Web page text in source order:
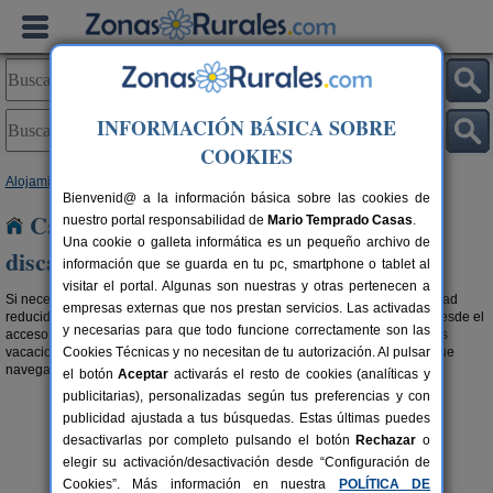
Alojamientos
Casas rurales adaptadas para
discapacitados en La Rioja
Si necesitas una casa rural en La Rioja adaptada a personas con movilidad
reducida, aquí las puedes encontrar.Alojamientos rurales accesiblesdesde el
acceso, baños habilitados, cómodas camas,... todos nos merecemos unas
vacaciones rurales como toca. No desconectes de la red en tu viaje y sigue
navegando en internet en lascasas rurales con wifi en La Rioja.
INFORMACIÓN BÁSICA SOBRE
COOKIES
Bienvenid@ a la información básica sobre las cookies de
nuestro portal responsabilidad de Mario Temprado Casas.
Una cookie o galleta informática es un pequeño archivo de
información que se guarda en tu pc, smartphone o tablet al
visitar el portal. Algunas son nuestras y otras pertenecen a
empresas externas que nos prestan servicios. Las activadas
y necesarias para que todo funcione correctamente son las
Cookies Técnicas y no necesitan de tu autorización. Al pulsar
el botónAceptar activarás el resto de cookies (analíticas y
publicitarias), personalizadas según tus preferencias y con
publicidad ajustada a tus búsquedas. Estas últimas puedes
desactivarlas por completo pulsando el botón Rechazar o
elegir su activación/desactivación desde “Configuración de
Cookies”. Más información en nuestra
POLÍTICA DE